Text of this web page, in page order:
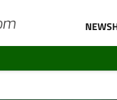
NEWS